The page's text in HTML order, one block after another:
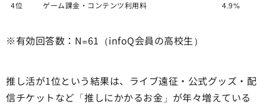
4位
ゲーム課金・コンテンツ利用料 4.9%
※有効回答数：N=61（infoQ会員の高校生）
推し活が1位という結果は、ライブ遠征・公式グッズ・配
信チケットなど「推しにかかるお金」が年々増えている